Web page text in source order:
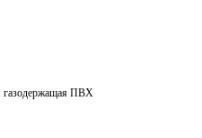
газодержащая ПВХ